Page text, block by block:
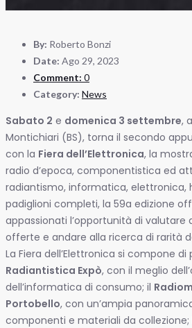
By: Roberto Bonzi
Date: Ago 29, 2023
Comment: 0
Category: News
Sabato 2 e domenica 3 settembre,
Montichiari (BS), torna il secondo
con la Fiera dell’Elettronica, la
radio d’epoca, componentistica ed
radiantismo, informatica, elettronica,
padiglioni completi, la 59a edizione
appassionati l’opportunità di valutare
offerte e andare alla ricerca di rarità
La Fiera dell’Elettronica si compone di
Radiantistica Expò, con il meglio
dell’informatica di consumo; il
Portobello, con un’ampia
componenti e materiali da collezione;